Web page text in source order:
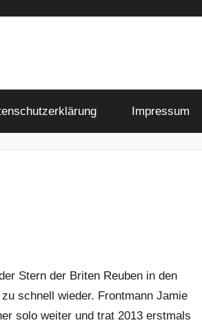
Impressum
Stern der Briten Reuben in den
schnell wieder. Frontmann Jamie
solo weiter und trat 2013 erstmals